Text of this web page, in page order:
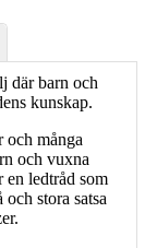
där barn och
kunskap.
många
och vuxna
ledtråd som
stora satsa